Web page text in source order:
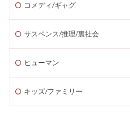
コメディ/ギャグ
サスペンス/推理/裏社会
ヒューマン
キッズ/ファミリー